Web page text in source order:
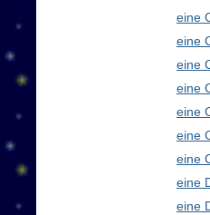
eine
eine
eine
eine
eine
eine
eine
eine
eine